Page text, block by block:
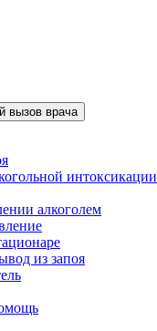
вызов врача
интоксикации
алкоголем
из запоя